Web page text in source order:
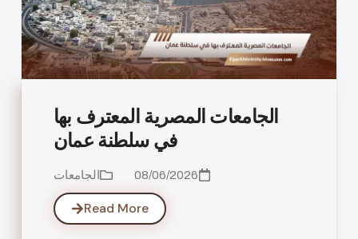
الجامعات المصرية المعترف بها
في سلطنة عمان
08/06/2026 الجامعات
Read More